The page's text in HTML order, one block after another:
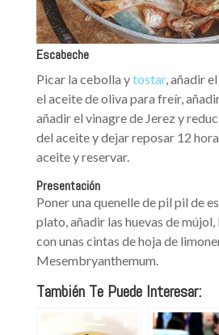
Escabeche
Picar la cebolla ytostar, añadir
el aceite de oliva para freír,
añadir el vinagre de Jerez y
del aceite y dejar reposar 12
aceite y reservar.
Presentación
Poner una quenelle de pil pil de
plato, añadir las huevas de
con unas cintas de hoja de
Mesembryanthemum.
También Te Puede Interesar: